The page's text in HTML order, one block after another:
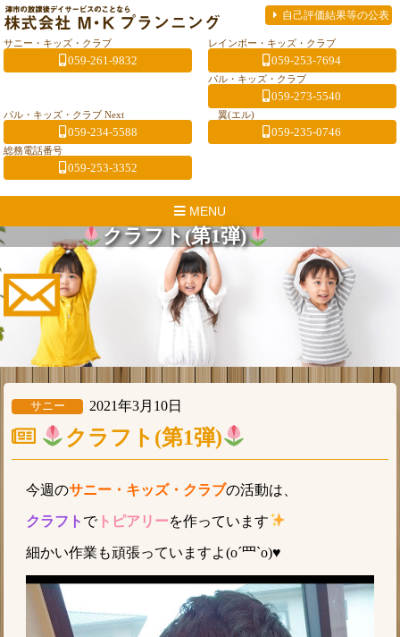
自己評価結果等の公表
サニー・キッズ・クラブ
059-261-9832
レインボー・キッズ・クラブ
059-253-7694
パル・キッズ・クラブ
059-273-5540
パル・キッズ・クラブ Next
059-234-5588
翼(エル)
059-235-0746
総務電話番号
059-253-3352
MENU
︎クラフト(第1弾)
サニー 2021年3月10日
︎クラフト(第1弾)
今週のサニー・キッズ・クラブの活動は、
クラフト でトピアリーを作っています
細かい作業も頑張っていますよ(o´罒`o)♥